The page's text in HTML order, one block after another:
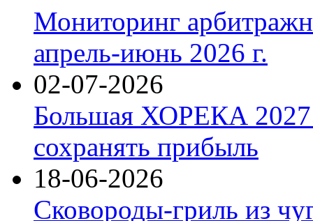
Мониторинг
апрель-июнь 2026 г.
02-07-2026
Большая ХОРЕКА 2027:
сохранять прибыль
18-06-2026
Сковороды-гриль из